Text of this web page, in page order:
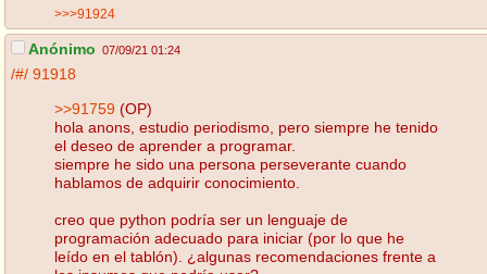
>>>91924
Anónimo 07/09/21 01:24
/#/ 91918
>>91759 (OP)
hola anons, estudio periodismo, pero siempre he tenido
el deseo de aprender a programar.
siempre he sido una persona perseverante cuando
hablamos de adquirir conocimiento.
creo que python podría ser un lenguaje de
programación adecuado para iniciar (por lo que he
leído en el tablón). ¿algunas recomendaciones frente a